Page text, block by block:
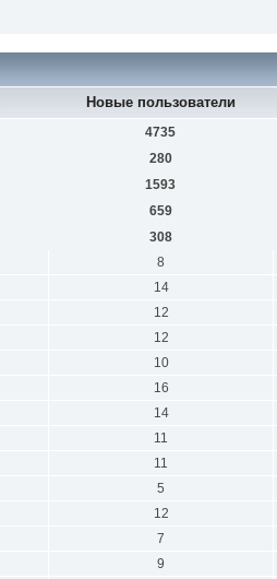
Новые пользователи
4735
280
1593
659
308
8
14
12
12
10
16
14
11
11
5
12
7
9